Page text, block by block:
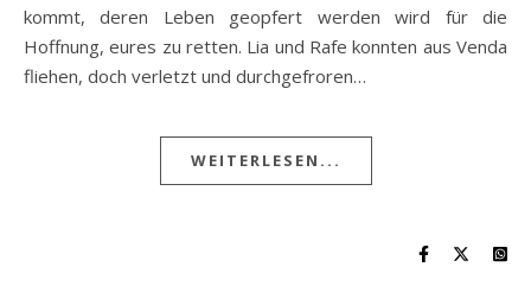
kommt, deren Leben geopfert werden wird für die
Hoffnung, eures zu retten. Lia und Rafe konnten aus Venda
fliehen, doch verletzt und durchgefroren…
WEITERLESEN...